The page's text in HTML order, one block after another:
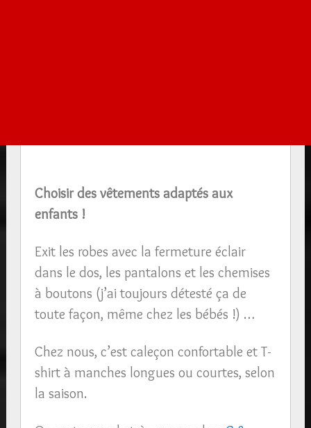
Choisir des vêtements adaptés aux
enfants !
Exit les robes avec la fermeture éclair
dans le dos, les pantalons et les chemises
à boutons (j’ai toujours détesté ça de
toute façon, même chez les bébés !) …
Chez nous, c’est caleçon confortable et T-
shirt à manches longues ou courtes, selon
la saison.